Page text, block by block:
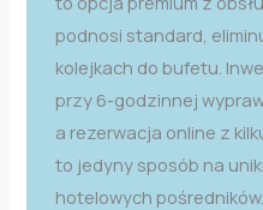
podnosi standard,
kolejkach do bufetu.
przy 6-godzinnej
a rezerwacja online z
to jedyny sposób na
hotelowych pośredników.